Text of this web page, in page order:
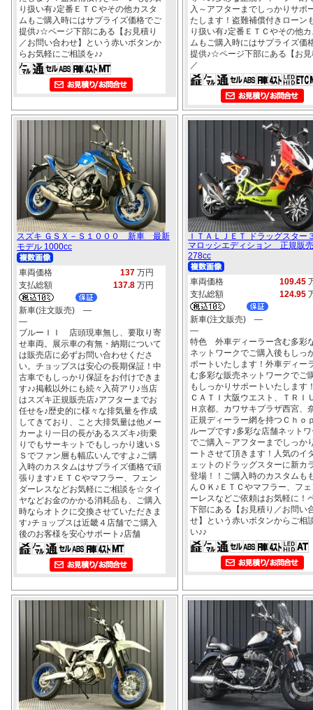
り扱い有♪定番ＥＴＣやその他カスタ
ムもご購入時にはサプライズ価格でご
提供♪☆ページ下部にある【お見積り
／お問い合わせ】という赤いボタンか
らお気軽にご相談を♪♪
入～アフターまでしっかりサポ
たします！盗難補償付きローン
り扱い有♪定番ＥＴＣやその他
ムもご購入時にはサプライズ価
提供♪☆ページ下部にある【お見
／
スズキ ＧＳＸ－Ｓ１０００ 新車 最新
モデル 1000cc
車両価格 137 万円
支払総額
137.8 万円
新車(注文販売) ―
―
ブルーＩＩ 店頭現車無し、要取り寄
せ車両。展示車の有無・納期について
は販売店に必ずお問い合わせくださ
い。チョップスは安心の長期保証！中
古車でもしっかり保証をお付けできま
す♪♪掲載以外にも続々入荷アリ♪当店
はスズキ正規販売店♪アフターまでお
任せを♪歴史的に様々な排気量を作成
してきており、こと大排気量は他メー
カーより一日の長があるスズキ♪街乗
りでもサーキットでもしっかり速いＳ
Ｓでファン層も幅広いんですよ♪ご購
入時のカスタムはサプライズ価格で頑
張ります♪ＥＴＣやマフラー、フェン
ダーレスなどお気軽にご相談を☆タイ
ヤなどお金のかかる消耗品も、ご購入
時ならオトクに交換させていただきま
す♪チョップスは近畿４店舗でご購入
後のお客様を安心サポート♪店舗
ＩＴＡＬＪＥＴ ドラッグスタ
マロッシエディション 正規販
278cc
車両価格 109.45
支払総額
124.95
新車(注文販売) ―
―
特色 外車ディーラー含む多彩
ネットワークでご購入後もしっ
ポートいたします！外車ディー
む多彩な販売ネットワークでご
もしっかりサポートいたします
ＣＡＴＩ大阪ウエスト、ＴＲＩ
Ｈ京都、カワサキプラザ西宮、
正規ディーラー網を持つＣｈｏ
ループです♪多彩な店舗ネット
でご購入～アフターまでしっか
ートさせて頂きます！人気のイ
ェットのドラッグスターに新カ
登場！！ご購入時のカスタムも
んＯＫ♪ＥＴＣやマフラー、フ
ーレスなどご依頼はお気軽に！
下部にある【お見積り／お問い
せ】という赤いボタンからご相
い♪♪